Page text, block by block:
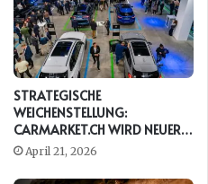
STRATEGISCHE
WEICHENSTELLUNG:
CARMARKET.CH WIRD NEUER
PRESENTING PARTNER DER
AUTO ZÜRICH
April 21, 2026